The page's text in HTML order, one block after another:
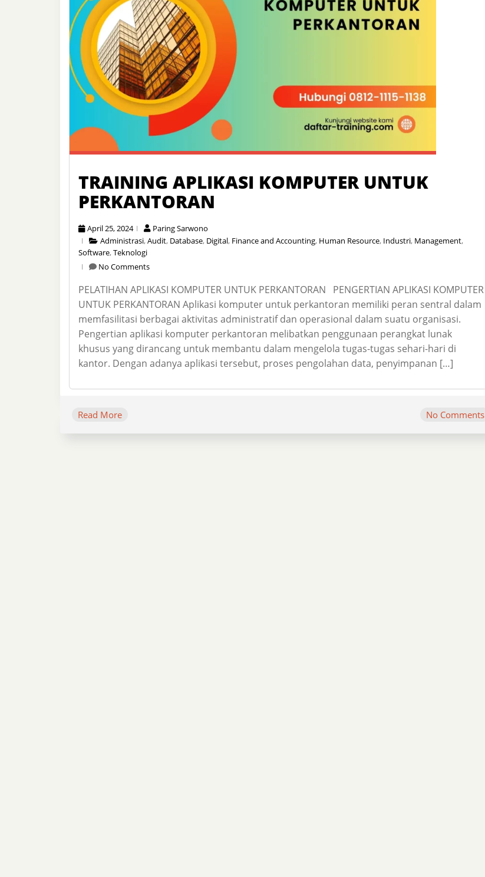
TRAINING APLIKASI KOMPUTER UNTUK
PERKANTORAN
April 25, 2024
Paring Sarwono
Administrasi,Audit, Database, Digital, Finance and Accounting, Human Resource, Industri, Management,
Software,Teknologi
No Comments
PELATIHAN APLIKASI KOMPUTER UNTUK PERKANTORAN PENGERTIAN APLIKASI KOMPUTER
UNTUK PERKANTORAN Aplikasi komputer untuk perkantoran memiliki peran sentral dalam
memfasilitasi berbagai aktivitas administratif dan operasional dalam suatu organisasi.
Pengertian aplikasi komputer perkantoran melibatkan penggunaan perangkat lunak
khusus yang dirancang untuk membantu dalam mengelola tugas-tugas sehari-hari di
kantor. Dengan adanya aplikasi tersebut, proses pengolahan data, penyimpanan […]
Read More No Comments